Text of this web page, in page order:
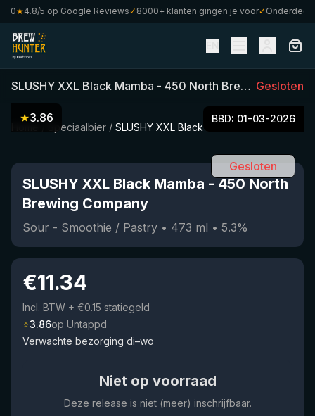
4.8/5 op Google Reviews✓8000+ klanten gingen je voor✓Onderdeel
SLUSHY XXL Black Mamba - 450 North Brewing Company Gesloten
Speciaalbier / SLUSHY XXL Black Mamba
★3.86 BBD: 01-03-2026
Gesloten
SLUSHY XXL Black Mamba -450 North
Brewing Company
Sour - Smoothie / Pastry • 473 ml • 5.3%
€11.34
Incl. BTW + €0.15 statiegeld
⭐3.86op Untappd
Verwachte bezorging di–wo
Niet op voorraad
Deze release is niet (meer) inschrijfbaar.